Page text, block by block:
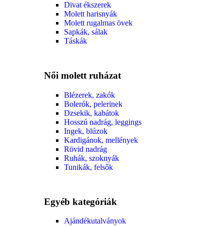
Divat ékszerek
Molett harisnyák
Molett rugalmas övek
Sapkák, sálak
Táskák
Női molett ruházat
Blézerek, zakók
Bolerók, pelerinek
Dzsekik, kabátok
Hosszú nadrág, leggings
Ingek, blúzok
Kardigánok, mellények
Rövid nadrág
Ruhák, szoknyák
Tunikák, felsők
Egyéb kategóriák
Ajándékutalványok